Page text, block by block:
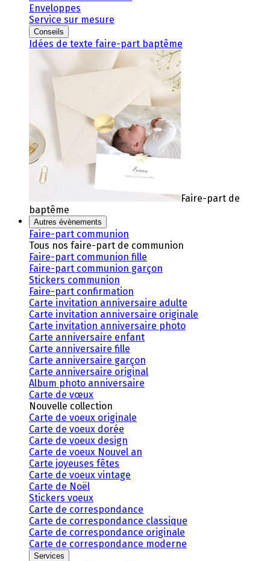
Enveloppes
Service sur mesure
Conseils
Idées de texte faire-part baptême
Faire-part de
baptême
Autres évènements
Faire-part communion
Tous nos faire-part de communion
Faire-part communion fille
Faire-part communion garçon
Stickers communion
Faire-part confirmation
Carte invitation anniversaire adulte
Carte invitation anniversaire originale
Carte invitation anniversaire photo
Carte anniversaire enfant
Carte anniversaire fille
Carte anniversaire garçon
Carte anniversaire original
Album photo anniversaire
Carte de vœux
Nouvelle collection
Carte de voeux originale
Carte de voeux dorée
Carte de voeux design
Carte de voeux Nouvel an
Carte joyeuses fêtes
Carte de voeux vintage
Carte de Noël
Stickers voeux
Carte de correspondance
Carte de correspondance classique
Carte de correspondance originale
Carte de correspondance moderne
Services